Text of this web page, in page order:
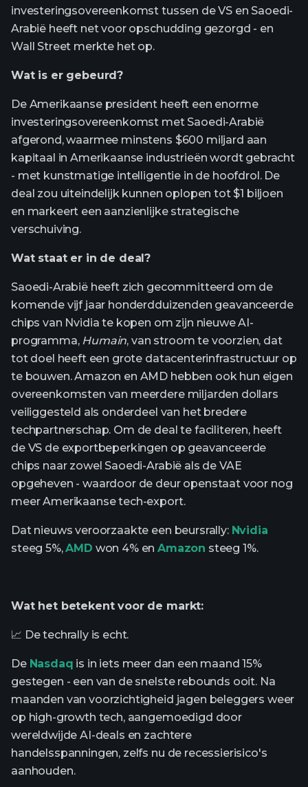
investeringsovereenkomst tussen de VS en Saoedi-
Arabië heeft net voor opschudding gezorgd - en
Wall Street merkte het op.
Wat is er gebeurd?
De Amerikaanse president heeft een enorme
investeringsovereenkomst met Saoedi-Arabië
afgerond, waarmee minstens $600 miljard aan
kapitaal in Amerikaanse industrieën wordt gebracht
- met kunstmatige intelligentie in de hoofdrol. De
deal zou uiteindelijk kunnen oplopen tot $1 biljoen
en markeert een aanzienlijke strategische
verschuiving.
Wat staat er in de deal?
Saoedi-Arabië heeft zich gecommitteerd om de
komende vijf jaar honderdduizenden geavanceerde
chips van Nvidia te kopen om zijn nieuwe AI-
programma, Humain, van stroom te voorzien, dat
tot doel heeft een grote datacenterinfrastructuur op
te bouwen. Amazon en AMD hebben ook hun eigen
overeenkomsten van meerdere miljarden dollars
veiliggesteld als onderdeel van het bredere
techpartnerschap. Om de deal te faciliteren, heeft
de VS de exportbeperkingen op geavanceerde
chips naar zowel Saoedi-Arabië als de VAE
opgeheven - waardoor de deur openstaat voor nog
meer Amerikaanse tech-export.
Dat nieuws veroorzaakte een beursrally: Nvidia
steeg 5%,AMD won 4% enAmazon steeg 1%.
Wat het betekent voor de markt:
📈 De techrally is echt.
De Nasdaq is in iets meer dan een maand 15%
gestegen - een van de snelste rebounds ooit. Na
maanden van voorzichtigheid jagen beleggers weer
op high-growth tech, aangemoedigd door
wereldwijde AI-deals en zachtere
handelsspanningen, zelfs nu de recessierisico's
aanhouden.